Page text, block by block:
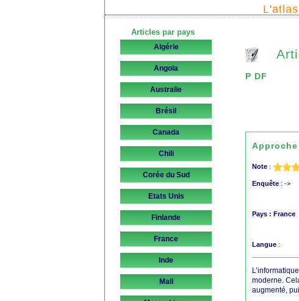
Articles par pays
Algérie
Angola
Australie
Brésil
Canada
Chili
Corée du Sud
Etats Unis
Finlande
France
Inde
Mali
P DF
Note :
Enquête : ->
Pays : France
Langue :
moderne.
augmenté,